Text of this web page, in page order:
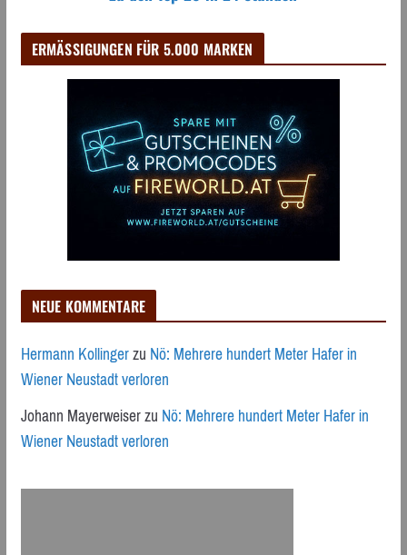
ERMÄSSIGUNGEN FÜR 5.000 MARKEN
NEUE KOMMENTARE
Hermann KollingerzuNö: Mehrere hundert Meter Hafer in
Wiener Neustadt verloren
Johann MayerweiserzuNö: Mehrere hundert Meter Hafer in
Wiener Neustadt verloren